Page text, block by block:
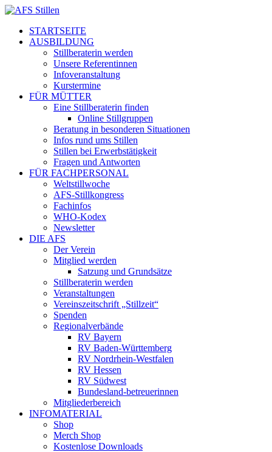
STARTSEITE
AUSBILDUNG
Stillberaterin werden
Unsere Referentinnen
Infoveranstaltung
Kurstermine
FÜR MÜTTER
Eine Stillberaterin finden
Online Stillgruppen
Beratung in besonderen Situationen
Infos rund ums Stillen
Stillen bei Erwerbstätigkeit
Fragen und Antworten
FÜR FACHPERSONAL
Weltstillwoche
AFS-Stillkongress
Fachinfos
WHO-Kodex
Newsletter
DIE AFS
Der Verein
Mitglied werden
Satzung und Grundsätze
Stillberaterin werden
Veranstaltungen
Vereinszeitschrift „Stillzeit“
Spenden
Regionalverbände
RV Bayern
RV Baden-Württemberg
RV Nordrhein-Westfalen
RV Hessen
RV Südwest
Bundesland-betreuerinnen
Mitgliederbereich
INFOMATERIAL
Shop
Merch Shop
Kostenlose Downloads